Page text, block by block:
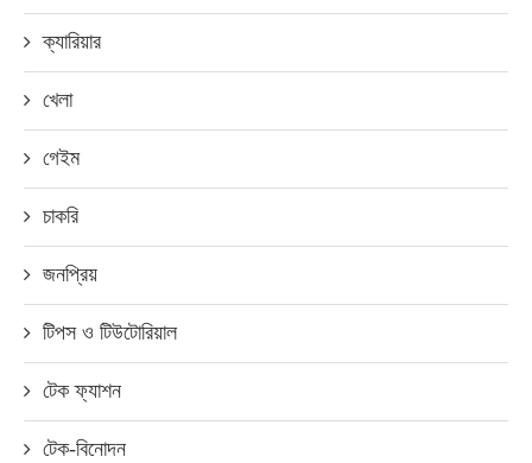
ক্যারিয়ার
খেলা
গেইম
চাকরি
জনপ্রিয়
টিপস ও টিউটোরিয়াল
টেক ফ্যাশন
টেক-বিনোদন